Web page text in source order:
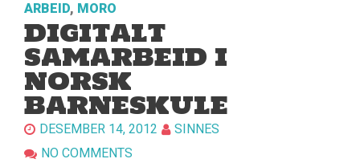
ARBEID, MORO
DIGITALT
SAMARBEID I
NORSK
BARNESKULE
DESEMBER 14, 2012
SINNES
NO COMMENTS